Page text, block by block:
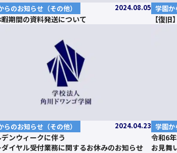
らのお知らせ（その他） 2024.08.05
期間の資料発送について
学園か
【復
らのお知らせ（その他） 2024.04.23
ンウィークに伴う
イヤル受付業務に関するお休みのお知らせ
学園か
令和6
お見舞